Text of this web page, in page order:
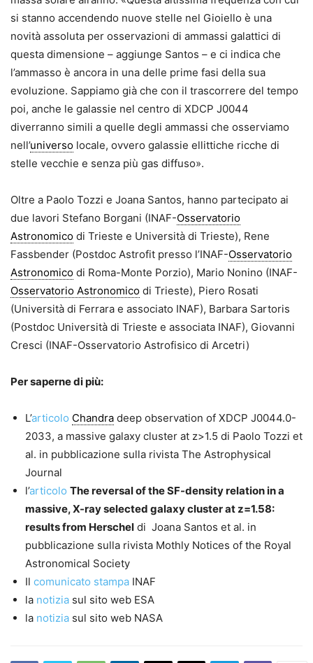
si stanno accendendo nuove stelle nel Gioiello è una
novità assoluta per osservazioni di ammassi galattici di
questa dimensione – aggiunge Santos – e ci indica che
l’ammasso è ancora in una delle prime fasi della sua
evoluzione. Sappiamo già che con il trascorrere del tempo
poi, anche le galassie nel centro di XDCP J0044
diverranno simili a quelle degli ammassi che osserviamo
nell’universo locale, ovvero galassie ellittiche ricche di
stelle vecchie e senza più gas diffuso».
Oltre a Paolo Tozzi e Joana Santos, hanno partecipato ai
due lavori Stefano Borgani (INAF-Osservatorio
Astronomico di Trieste e Università di Trieste), Rene
Fassbender (Postdoc Astrofit presso l’INAF-Osservatorio
Astronomico di Roma-Monte Porzio), Mario Nonino (INAF-
Osservatorio Astronomico di Trieste), Piero Rosati
(Università di Ferrara e associato INAF), Barbara Sartoris
(Postdoc Università di Trieste e associata INAF), Giovanni
Cresci (INAF-Osservatorio Astrofisico di Arcetri)
Per saperne di più:
L’articolo Chandra deep observation of XDCP J0044.0-
2033, a massive galaxy cluster at z>1.5 di Paolo Tozzi et
al. in pubblicazione sulla rivista The Astrophysical
Journal
l’articolo The reversal of the SF-density relation in a
massive, X-ray selected galaxy cluster at z=1.58:
results from Herschel di Joana Santos et al. in
pubblicazione sulla rivista Mothly Notices of the Royal
Astronomical Society
Il comunicato stampa INAF
la notizia sul sito web ESA
la notizia sul sito web NASA